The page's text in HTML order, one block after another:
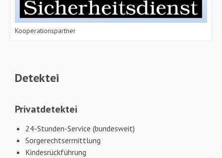
Kooperationspartner
Detektei
Privatdetektei
24-Stunden-Service (bundesweit)
Sorgerechtsermittlung
Kindesrückführung